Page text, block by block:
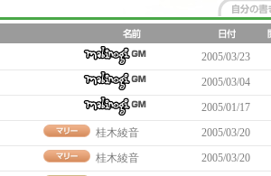
2005/03/23
2005/03/04
2005/01/17
桂木綾音 2005/03/20
桂木綾音 2005/03/20